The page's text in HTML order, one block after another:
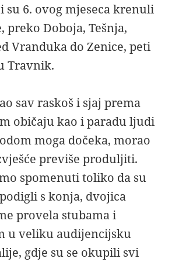
su 6. ovog mjeseca krenuli
preko Doboja, Tešnja,
Vranduka do Zenice, peti
Travnik.
sav raskoš i sjaj prema
običaju kao i paradu ljudi
moga dočeka, morao
previše produljiti.
spomenuti toliko da su
s konja, dvojica
provela stubama i
u veliku audijencijsku
gdje su se okupili svi